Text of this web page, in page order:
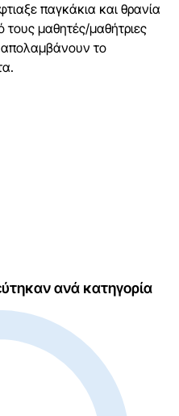
παγκάκια και θρανία
τους μαθητές/μαθήτριες
απολαμβάνουν το
ανά κατηγορία